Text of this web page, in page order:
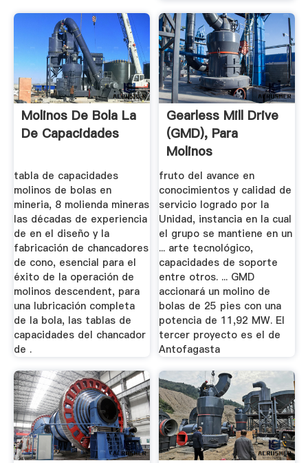
Molinos De Bola La
De Capacidades
tabla de capacidades
molinos de bolas en
mineria, 8 molienda mineras
las décadas de experiencia
de en el diseño y la
fabricación de chancadores
de cono, esencial para el
éxito de la operación de
molinos descendent, para
una lubricación completa
de la bola, las tablas de
capacidades del chancador
de .
Gearless Mill Drive
(GMD), Para
Molinos
fruto del avance en
conocimientos y calidad de
servicio logrado por la
Unidad, instancia en la cual
el grupo se mantiene en un
... arte tecnológico,
capacidades de soporte
entre otros. ... GMD
accionará un molino de
bolas de 25 pies con una
potencia de 11,92 MW. El
tercer proyecto es el de
Antofagasta